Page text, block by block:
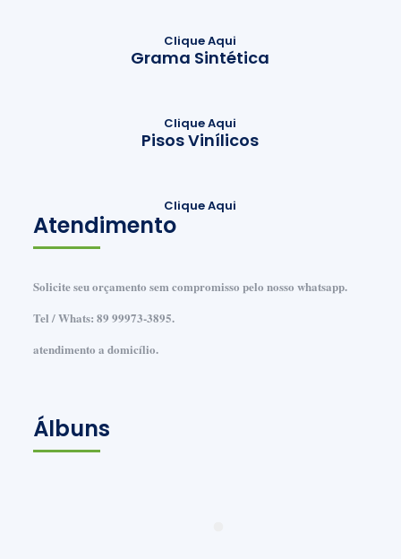
Clique Aqui
Grama Sintética
Clique Aqui
Pisos Vinílicos
Clique Aqui
Atendimento
Solicite seu orçamento sem compromisso pelo nosso whatsapp.
Tel / Whats: 89 99973-3895.
atendimento a domicílio.
Álbuns